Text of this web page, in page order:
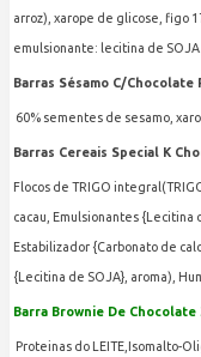
arroz), xarope de glicose, figo
emulsionante: lecitina de SOJA.
Barras Sésamo C/Chocolate
60% sementes de sesamo,
Barras Cereais Special K
Flocos de TRIGO
cacau, Emulsionantes {Lecitina
Estabilizador {Carbonato de
{Lecitina de SOJA}, aroma),
Barra Brownie De Chocolate
Proteinas do LEITE,Isomalto-